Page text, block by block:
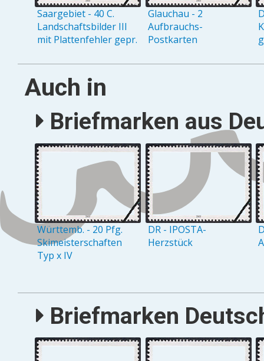
Saargebiet - 40 C.
Landschaftsbilder III
mit Plattenfehler gepr.
Glauchau - 2
Aufbrauchs-
Postkarten
Auch in
Briefmarken aus
Württemb. - 20 Pfg.
Skimeisterschaften
Typ x IV
DR - IPOSTA-
Herzstück
Briefmarken